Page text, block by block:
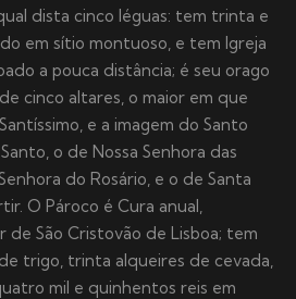
dista cinco léguas: tem trinta e
em sítio montuoso, e tem Igreja
a pouca distância; é seu orago
cinco altares, o maior em que
e a imagem do Santo
o de Nossa Senhora das
do Rosário, e o de Santa
O Pároco é Cura anual,
de São Cristovão de Lisboa; tem
trigo, trinta alqueires de cevada,
mil e quinhentos reis em